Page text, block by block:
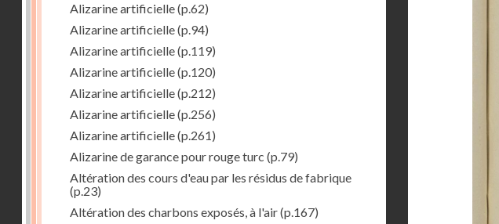
Alizarine artificielle(p.62)
Alizarine artificielle(p.94)
Alizarine artificielle(p.119)
Alizarine artificielle(p.120)
Alizarine artificielle(p.212)
Alizarine artificielle(p.256)
Alizarine artificielle(p.261)
Alizarine de garance pour rouge turc (p.79)
Altération des cours d'eau par les résidus de fabrique
(p.23)
Altération des charbons exposés, à l'air(p.167)